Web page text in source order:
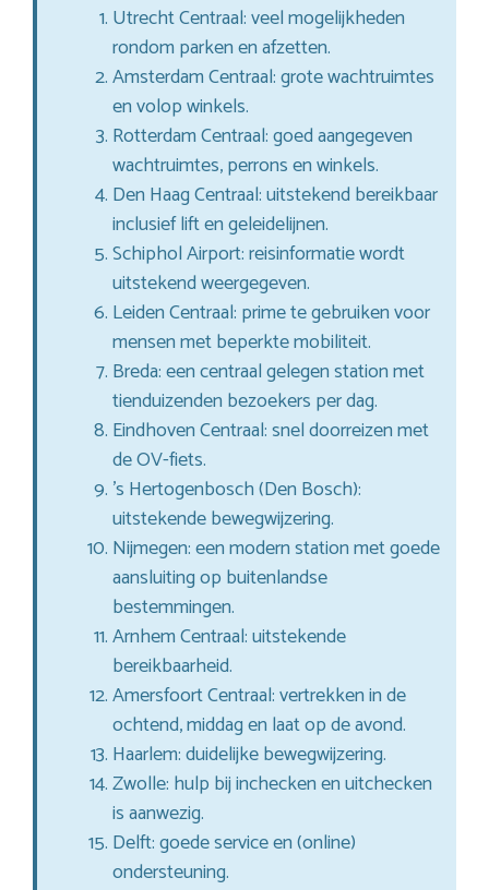
Utrecht Centraal: veel mogelijkheden
rondom parken en afzetten.
Amsterdam Centraal: grote wachtruimtes
en volop winkels.
Rotterdam Centraal: goed aangegeven
wachtruimtes, perrons en winkels.
Den Haag Centraal: uitstekend bereikbaar
inclusief lift en geleidelijnen.
Schiphol Airport: reisinformatie wordt
uitstekend weergegeven.
Leiden Centraal: prime te gebruiken voor
mensen met beperkte mobiliteit.
Breda: een centraal gelegen station met
tienduizenden bezoekers per dag.
Eindhoven Centraal: snel doorreizen met
de OV-fiets.
’s Hertogenbosch (Den Bosch):
uitstekende bewegwijzering.
Nijmegen: een modern station met goede
aansluiting op buitenlandse
bestemmingen.
Arnhem Centraal: uitstekende
bereikbaarheid.
Amersfoort Centraal: vertrekken in de
ochtend, middag en laat op de avond.
Haarlem: duidelijke bewegwijzering.
Zwolle: hulp bij inchecken en uitchecken
is aanwezig.
Delft: goede service en (online)
ondersteuning.